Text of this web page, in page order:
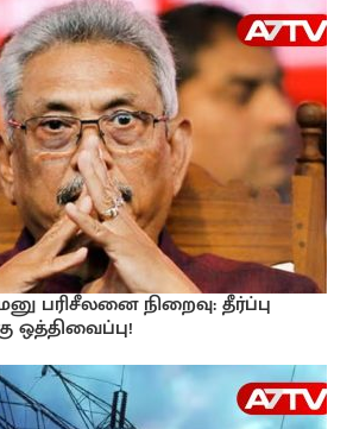
பரிசீலனை நிறைவு: தீர்ப்பு
ஒத்திவைப்பு!